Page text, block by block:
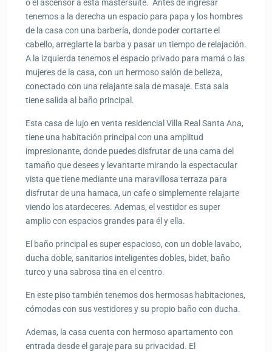
o el ascensor a esta mastersuite. Antes de ingresar
tenemos a la derecha un espacio para papa y los hombres
de la casa con una barbería, donde poder cortarte el
cabello, arreglarte la barba y pasar un tiempo de relajación.
A la izquierda tenemos el espacio privado para mamá o las
mujeres de la casa, con un hermoso salón de belleza,
conectado con una relajante sala de masaje. Esta sala
tiene salida al baño principal.
Esta casa de lujo en venta residencial Villa Real Santa Ana,
tiene una habitación principal con una amplitud
impresionante, donde puedes disfrutar de una cama del
tamaño que desees y levantarte mirando la espectacular
vista que tiene mediante una maravillosa terraza para
disfrutar de una hamaca, un cafe o simplemente relajarte
viendo los atardeceres. Ademas, el vestidor es super
amplio con espacios grandes para él y ella.
El baño principal es super espacioso, con un doble lavabo,
ducha doble, sanitarios inteligentes dobles, bidet, baño
turco y una sabrosa tina en el centro.
En este piso también tenemos dos hermosas habitaciones,
cómodas con sus vestidores y su propio baño con ducha.
Ademas, la casa cuenta con hermoso apartamento con
entrada desde el garaje para su privacidad. El